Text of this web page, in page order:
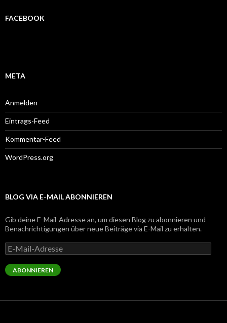
FACEBOOK
META
Anmelden
Eintrags-Feed
Kommentar-Feed
WordPress.org
BLOG VIA E-MAIL ABONNIEREN
Gib deine E-Mail-Adresse an, um diesen Blog zu abonnieren und
Benachrichtigungen über neue Beiträge via E-Mail zu erhalten.
E-
Mail-
Adresse
ABONNIEREN